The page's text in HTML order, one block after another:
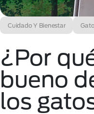
Cuidado Y Bienestar Gato
¿Por
bueno
los